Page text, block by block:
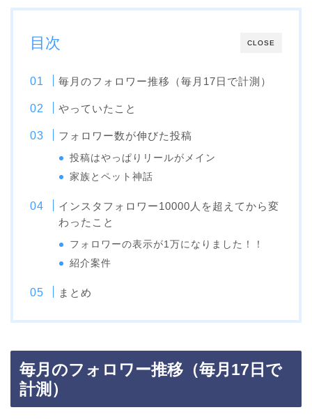
CLOSE
目次
毎月のフォロワー推移（毎月17日で計測）
やっていたこと
フォロワー数が伸びた投稿
投稿はやっぱりリールがメイン
家族とペット神話
インスタフォロワー10000人を超えてから変
わったこと
フォロワーの表示が1万になりました！！
紹介案件
まとめ
毎月のフォロワー推移（毎月17日で
計測）